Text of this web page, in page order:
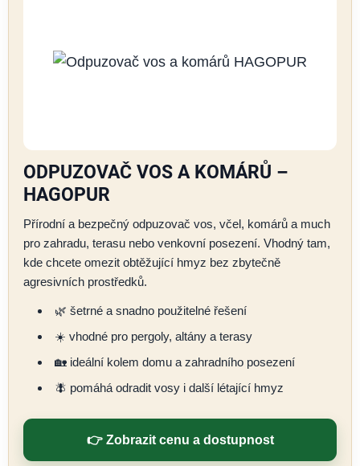
ODPUZOVAČ VOS A KOMÁRŮ –
HAGOPUR
Přírodní a bezpečný odpuzovač vos, včel, komárů a much
pro zahradu, terasu nebo venkovní posezení. Vhodný tam,
kde chcete omezit obtěžující hmyz bez zbytečně
agresivních prostředků.
🌿 šetrné a snadno použitelné řešení
☀️ vhodné pro pergoly, altány a terasy
🏡 ideální kolem domu a zahradního posezení
🪰 pomáhá odradit vosy i další létající hmyz
👉 Zobrazit cenu a dostupnost